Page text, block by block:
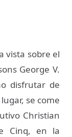
vista sobre el
George V.
disfrutar de
se come
Christian
Cinq, en la